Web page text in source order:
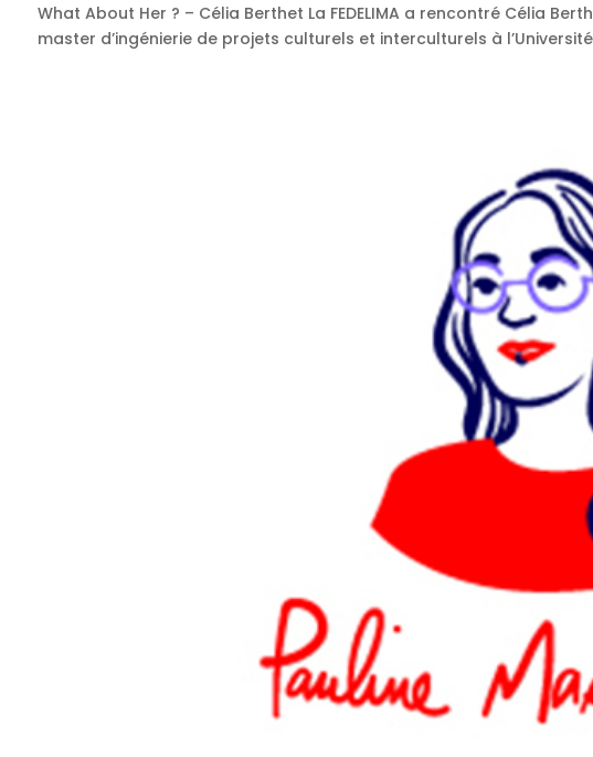
What About Her ? – Célia Berthet La FEDELIMA a rencontré Célia
master d’ingénierie de projets culturels et interculturels à